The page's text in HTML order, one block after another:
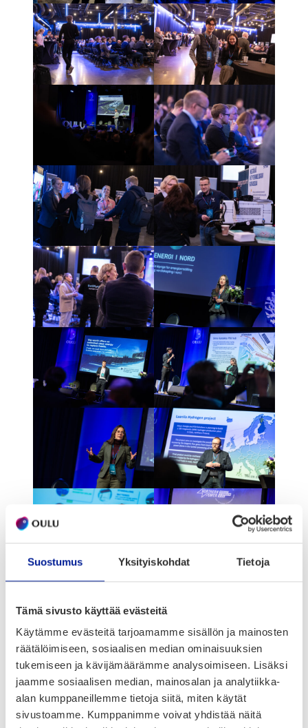
Suostumus Yksityiskohdat Tietoja
Tämä sivusto käyttää evästeitä
Käytämme evästeitä tarjoamamme sisällön ja mainosten
räätälöimiseen, sosiaalisen median ominaisuuksien
tukemiseen ja kävijämäärämme analysoimiseen. Lisäksi
jaamme sosiaalisen median, mainosalan ja analytiikka-
alan kumppaneillemme tietoja siitä, miten käytät
sivustoamme. Kumppanimme voivat yhdistää näitä
What is Nor­dic
Hydro­gen Week?
Nor­dic Hydro­gen week is a three-day